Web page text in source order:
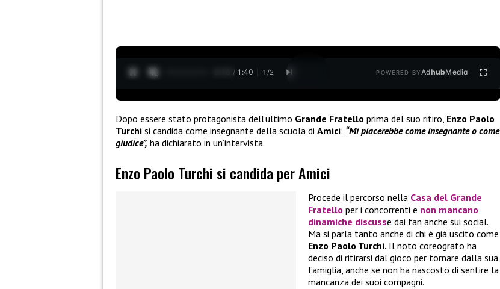
0:11 / 1:40 1 /2 POWERED BYAdhubMedia
Dopo essere stato protagonista dell’ultimo Grande Fratello prima del suo ritiro, Enzo Paolo
Turchi si candida come insegnante della scuola di Amici: “Mi piacerebbe come insegnante o come
giudice”, ha dichiarato in un’intervista.
Enzo Paolo Turchi si candida per Amici
Procede il percorso nella Casa del Grande
Fratello per i concorrenti e non mancano
dinamiche discusse dai fan anche sui social.
Ma si parla tanto anche di chi è già uscito come
Enzo Paolo Turchi. Il noto coreografo ha
deciso di ritirarsi dal gioco per tornare dalla sua
famiglia, anche se non ha nascosto di sentire la
mancanza dei suoi compagni.